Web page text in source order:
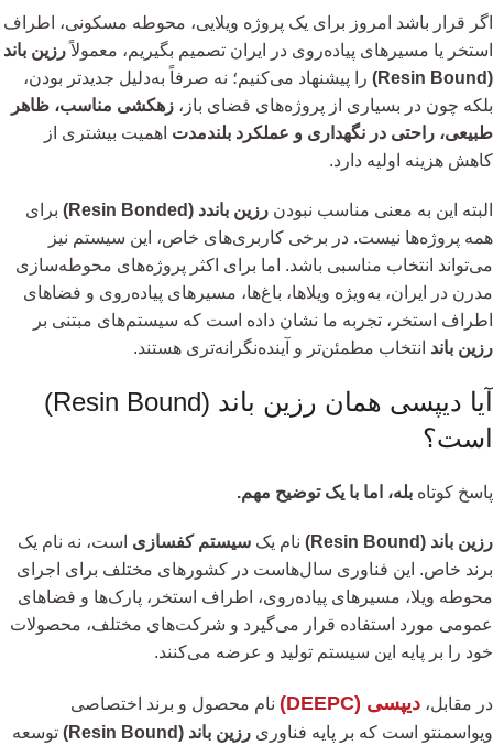
اگر قرار باشد امروز برای یک پروژه ویلایی، محوطه مسکونی، اطراف
استخر یا مسیرهای پیاده‌روی در ایران تصمیم بگیریم، معمولاًرزین باند
(Resin Bound)
را پیشنهاد می‌کنیم؛ نه صرفاً به‌دلیل جدیدتر بودن،
بلکه چون در بسیاری از پروژه‌های فضای باز، زهکشی مناسب، ظاهر
طبیعی، راحتی در نگهداری و عملکرد بلندمدت اهمیت بیشتری از
کاهش هزینه اولیه دارد.
البته این به معنی مناسب نبودن رزین باندد (Resin Bonded)
برای
همه پروژه‌ها نیست. در برخی کاربری‌های خاص، این سیستم نیز
می‌تواند انتخاب مناسبی باشد. اما برای اکثر پروژه‌های محوطه‌سازی
مدرن در ایران، به‌ویژه ویلاها، باغ‌ها، مسیرهای پیاده‌روی و فضاهای
اطراف استخر، تجربه ما نشان داده است که سیستم‌های مبتنی بر
رزین باند انتخاب مطمئن‌تر و آینده‌نگرانه‌تری هستند.
آیا دیپسی همان رزین باند (Resin Bound)
است؟
پاسخ کوتاه بله، اما با یک توضیح مهم.
رزین باند (Resin Bound) نام یک سیستم کفسازی است، نه نام یک
برند خاص. این فناوری سال‌هاست در کشورهای مختلف برای اجرای
محوطه ویلا، مسیرهای پیاده‌روی، اطراف استخر، پارک‌ها و فضاهای
عمومی مورد استفاده قرار می‌گیرد و شرکت‌های مختلف، محصولات
خود را بر پایه این سیستم تولید و عرضه می‌کنند.
در مقابل، دیپسی (DEEPC)
نام محصول و برند اختصاصی
ویواسمنتو است که بر پایه فناوری رزین باند (Resin Bound)
توسعه